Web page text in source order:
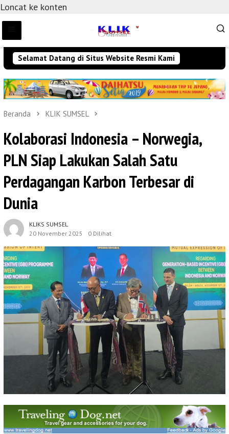
Loncat ke konten
Selamat Datang di Situs Website Resmi Kami
Beranda KLIK SUMSEL
Kolaborasi Indonesia – Norwegia,
PLN Siap Lakukan Salah Satu
Perdagangan Karbon Terbesar di
Dunia
KLIKS SUMSEL
20 November 2025
0 Dilihat